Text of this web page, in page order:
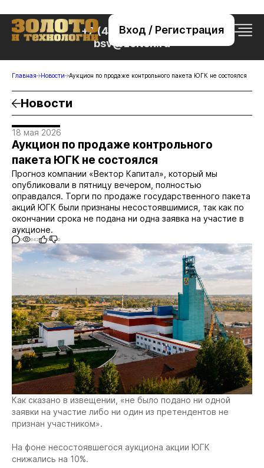
Вход / Регистрация
+7 (495) 221-76-32
bsv@zolteh.ru
Главная Новости Аукцион по продаже контрольного пакета ЮГК не состоялся
Новости
18 мая 2026
Аукцион по продаже контрольного
пакета ЮГК не состоялся
Прогноз компании «Вектор Капитал», который мы
опубликовали в пятницу вечером, полностью
оправдался. Торги по продаже государственного пакета
акций ЮГК были признаны несостоявшимися, так как по
окончании срока не подана ни одна заявка на участие в
аукционе.
0 642 0 0
Как сказано в извещении, «не было подано ни одной
заявки на участие либо ни один из претендентов не
признан участником».
На фоне несостоявшегося аукциона акции ЮГК
снижались на 10%.